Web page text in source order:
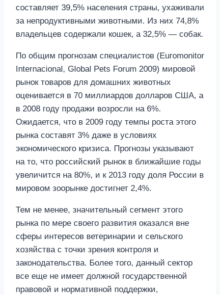
составляет 39,5% населения страны, ухаживали
за непродуктивными животными. Из них 74,8%
владельцев содержали кошек, а 32,5% — собак.
По общим прогнозам специалистов (Euromonitor
Internacional, Global Pets Forum 2009) мировой
рынок товаров для домашних животных
оценивается в 70 миллиардов долларов США, а
в 2008 году продажи возросли на 6%.
Ожидается, что в 2009 году темпы роста этого
рынка составят 3% даже в условиях
экономического кризиса. Прогнозы указывают
на то, что российский рынок в ближайшие годы
увеличится на 80%, и к 2013 году доля России в
мировом зоорынке достигнет 2,4%.
Тем не менее, значительный сегмент этого
рынка по мере своего развития оказался вне
сферы интересов ветеринарии и сельского
хозяйства с точки зрения контроля и
законодательства. Более того, данный сектор
все еще не имеет должной государственной
правовой и нормативной поддержки,